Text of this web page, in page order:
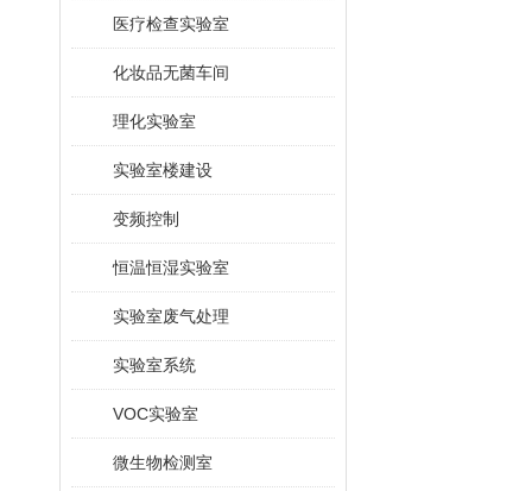
医疗检查实验室
化妆品无菌车间
理化实验室
实验室楼建设
变频控制
恒温恒湿实验室
实验室废气处理
实验室系统
VOC实验室
微生物检测室